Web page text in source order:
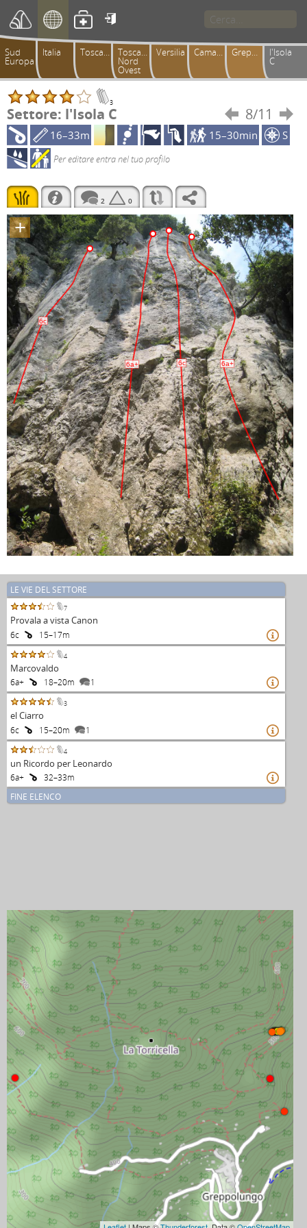

Sud
Europa
Italia Toscana Toscana
Nord
Ovest
Versilia Camaiorese Greppolungo l'Isola
C
3
Settore: l'Isola C  8/11

16–33m
15–30min S
Per editare entra nel tuo profilo
2 0
+
6c
6a+ 6c 6a+
LE VIE DEL SETTORE
7
Provala a vista Canon
6c 15–17m 
4
Marcovaldo
6a+ 18–20m 1 
3
el Ciarro
6c 15–20m 1 
4
un Ricordo per Leonardo
6a+ 32–33m 
FINE ELENCO